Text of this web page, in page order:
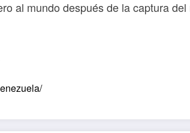
al mundo después de la captura